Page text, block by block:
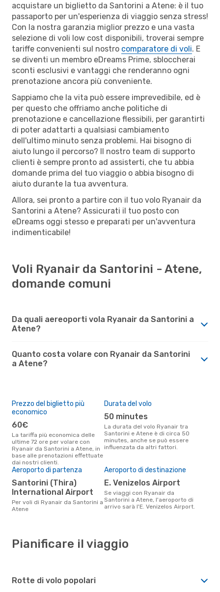
acquistare un biglietto da Santorini a Atene: è il tuo
passaporto per un'esperienza di viaggio senza stress!
Con la nostra garanzia miglior prezzo e una vasta
selezione di voli low cost disponibili, troverai sempre
tariffe convenienti sul nostro comparatore di voli. E
se diventi un membro eDreams Prime, sbloccherai
sconti esclusivi e vantaggi che renderanno ogni
prenotazione ancora più conveniente.
Sappiamo che la vita può essere imprevedibile, ed è
per questo che offriamo anche politiche di
prenotazione e cancellazione flessibili, per garantirti
di poter adattarti a qualsiasi cambiamento
dell'ultimo minuto senza problemi. Hai bisogno di
aiuto lungo il percorso? Il nostro team di supporto
clienti è sempre pronto ad assisterti, che tu abbia
domande prima del tuo viaggio o abbia bisogno di
aiuto durante la tua avventura.
Allora, sei pronto a partire con il tuo volo Ryanair da
Santorini a Atene? Assicurati il tuo posto con
eDreams oggi stesso e preparati per un'avventura
indimenticabile!
Voli Ryanair da Santorini - Atene,
domande comuni
Da quali aereoporti vola Ryanair da Santorini a
Atene?
Quanto costa volare con Ryanair da Santorini
a Atene?
Prezzo del biglietto più
economico
60€
La tariffa più economica delle
ultime 72 ore per volare con
Ryanair da Santorini a Atene, in
base alle prenotazioni effettuate
dai nostri clienti.
Durata del volo
50 minutes
La durata del volo Ryanair tra
Santorini e Atene è di circa 50
minutes, anche se può essere
influenzata da altri fattori.
Aeroporto di partenza
Santorini (Thira)
International Airport
Per voli di Ryanair da Santorini a
Atene
Aeroporto di destinazione
E. Venizelos Airport
Se viaggi con Ryanair da
Santorini a Atene, l'aeroporto di
arrivo sarà l'E. Venizelos Airport.
Pianificare il viaggio
Rotte di volo popolari